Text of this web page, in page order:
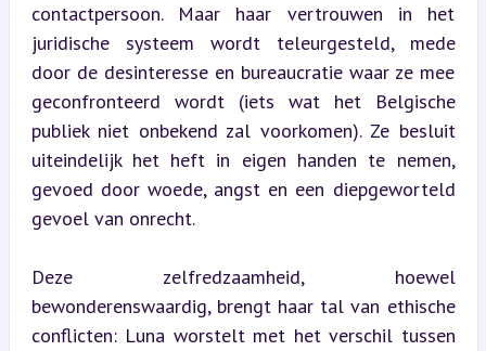
contactpersoon. Maar haar vertrouwen in het
juridische systeem wordt teleurgesteld, mede
door de desinteresse en bureaucratie waar ze mee
geconfronteerd wordt (iets wat het Belgische
publiek niet onbekend zal voorkomen). Ze besluit
uiteindelijk het heft in eigen handen te nemen,
gevoed door woede, angst en een diepgeworteld
gevoel van onrecht.
Deze zelfredzaamheid, hoewel
bewonderenswaardig, brengt haar tal van ethische
conflicten: Luna worstelt met het verschil tussen